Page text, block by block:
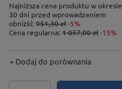
Najniższa cena produktu w okresie
30 dni przed wprowadzeniem
obniżki: 951,30 zł-5%
Cena regularna: 1 057,00 zł-15%
+ Dodaj do porównania